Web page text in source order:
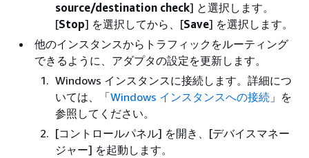
source/destination check] と選択します。
[Stop] を選択してから、[Save] を選択します。
他のインスタンスからトラフィックをルーティング
できるように、アダプタの設定を更新します。
Windows インスタンスに接続します。詳細につ
いては、「Windows インスタンスへの接続 」を
参照してください。
[コントロールパネル] を開き、[デバイスマネー
ジャー] を起動します。